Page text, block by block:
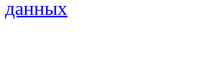
данных